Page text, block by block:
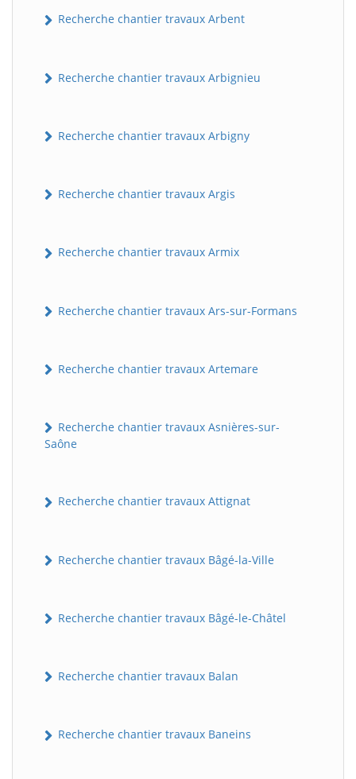
Recherche chantier travaux Arbent
Recherche chantier travaux Arbignieu
Recherche chantier travaux Arbigny
Recherche chantier travaux Argis
Recherche chantier travaux Armix
Recherche chantier travaux Ars-sur-Formans
Recherche chantier travaux Artemare
Recherche chantier travaux Asnières-sur-
Saône
Recherche chantier travaux Attignat
Recherche chantier travaux Bâgé-la-Ville
Recherche chantier travaux Bâgé-le-Châtel
Recherche chantier travaux Balan
Recherche chantier travaux Baneins